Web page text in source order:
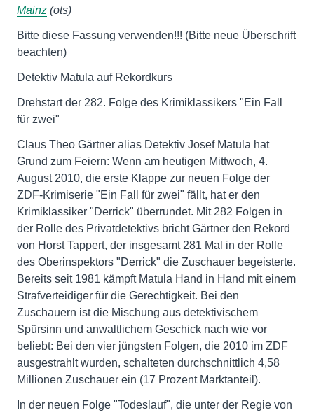
Mainz (ots)
Bitte diese Fassung verwenden!!! (Bitte neue Überschrift
beachten)
Detektiv Matula auf Rekordkurs
Drehstart der 282. Folge des Krimiklassikers "Ein Fall
für zwei"
Claus Theo Gärtner alias Detektiv Josef Matula hat
Grund zum Feiern: Wenn am heutigen Mittwoch, 4.
August 2010, die erste Klappe zur neuen Folge der
ZDF-Krimiserie "Ein Fall für zwei" fällt, hat er den
Krimiklassiker "Derrick" überrundet. Mit 282 Folgen in
der Rolle des Privatdetektivs bricht Gärtner den Rekord
von Horst Tappert, der insgesamt 281 Mal in der Rolle
des Oberinspektors "Derrick" die Zuschauer begeisterte.
Bereits seit 1981 kämpft Matula Hand in Hand mit einem
Strafverteidiger für die Gerechtigkeit. Bei den
Zuschauern ist die Mischung aus detektivischem
Spürsinn und anwaltlichem Geschick nach wie vor
beliebt: Bei den vier jüngsten Folgen, die 2010 im ZDF
ausgestrahlt wurden, schalteten durchschnittlich 4,58
Millionen Zuschauer ein (17 Prozent Marktanteil).
In der neuen Folge "Todeslauf", die unter der Regie von